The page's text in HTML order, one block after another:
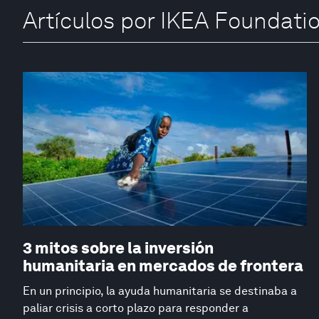
Artículos por IKEA
3 mitos sobre la inversión
humanitaria en mercados de frontera
En un principio, la ayuda humanitaria se destinaba a
paliar crisis a corto plazo para responder a